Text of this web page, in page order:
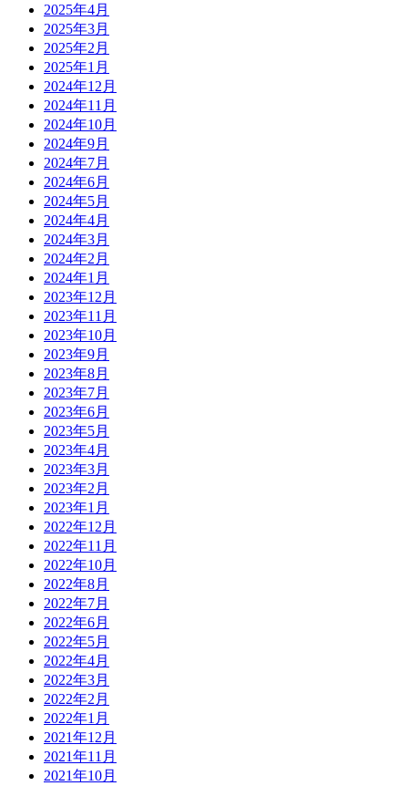
2025年4月
2025年3月
2025年2月
2025年1月
2024年12月
2024年11月
2024年10月
2024年9月
2024年7月
2024年6月
2024年5月
2024年4月
2024年3月
2024年2月
2024年1月
2023年12月
2023年11月
2023年10月
2023年9月
2023年8月
2023年7月
2023年6月
2023年5月
2023年4月
2023年3月
2023年2月
2023年1月
2022年12月
2022年11月
2022年10月
2022年8月
2022年7月
2022年6月
2022年5月
2022年4月
2022年3月
2022年2月
2022年1月
2021年12月
2021年11月
2021年10月